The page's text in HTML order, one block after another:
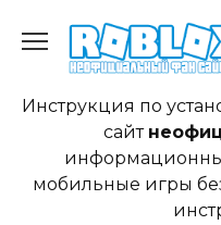
content
Инструкция по
сайт
мобильные игры